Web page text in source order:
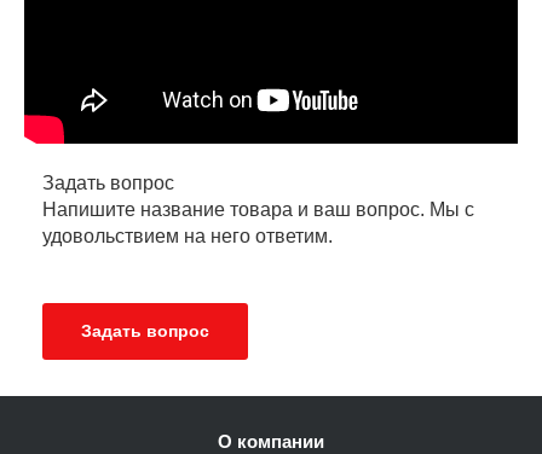
Задать вопрос
Напишите название товара и ваш вопрос. Мы с
удовольствием на него ответим.
Задать вопрос
О компании